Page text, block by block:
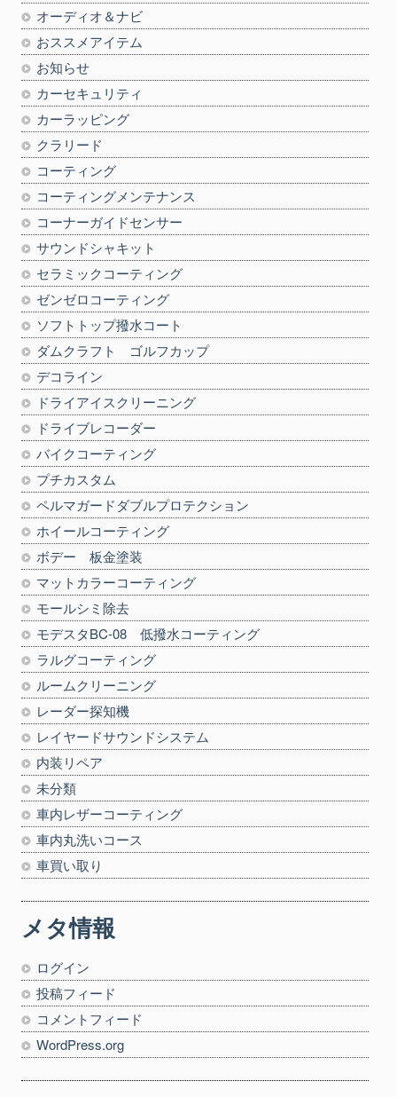
オーディオ＆ナビ
おススメアイテム
お知らせ
カーセキュリティ
カーラッピング
クラリード
コーティング
コーティングメンテナンス
コーナーガイドセンサー
サウンドシャキット
セラミックコーティング
ゼンゼロコーティング
ソフトトップ撥水コート
ダムクラフト ゴルフカップ
デコライン
ドライアイスクリーニング
ドライブレコーダー
バイクコーティング
プチカスタム
ペルマガードダブルプロテクション
ホイールコーティング
ボデー 板金塗装
マットカラーコーティング
モールシミ除去
モデスタBC-08 低撥水コーティング
ラルグコーティング
ルームクリーニング
レーダー探知機
レイヤードサウンドシステム
内装リペア
未分類
車内レザーコーティング
車内丸洗いコース
車買い取り
メタ情報
ログイン
投稿フィード
コメントフィード
WordPress.org